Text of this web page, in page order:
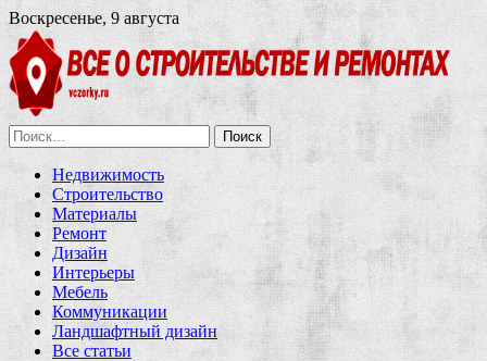
Воскресенье, 9 августа
Найти:
Недвижимость
Строительство
Материалы
Ремонт
Дизайн
Интерьеры
Мебель
Коммуникации
Ландшафтный дизайн
Все статьи